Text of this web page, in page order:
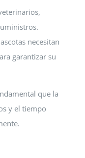
necesitan
garantizar su
que la
y el tiempo